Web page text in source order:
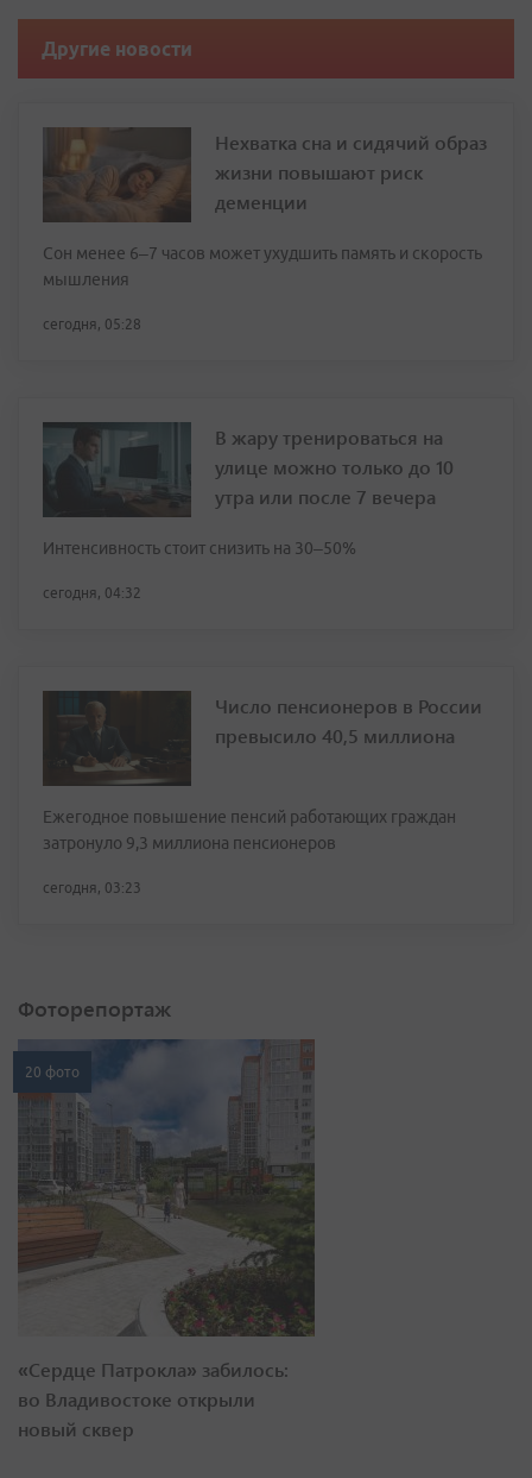
Другие новости
Нехватка сна и сидячий образ
жизни повышают риск
деменции
Сон менее 6–7 часов может ухудшить память и скорость
мышления
сегодня, 05:28
В жару тренироваться на
улице можно только до 10
утра или после 7 вечера
Интенсивность стоит снизить на 30–50%
сегодня, 04:32
Число пенсионеров в России
превысило 40,5 миллиона
Ежегодное повышение пенсий работающих граждан
затронуло 9,3 миллиона пенсионеров
сегодня, 03:23
Фоторепортаж
20 фото
«Сердце Патрокла» забилось:
во Владивостоке открыли
новый сквер